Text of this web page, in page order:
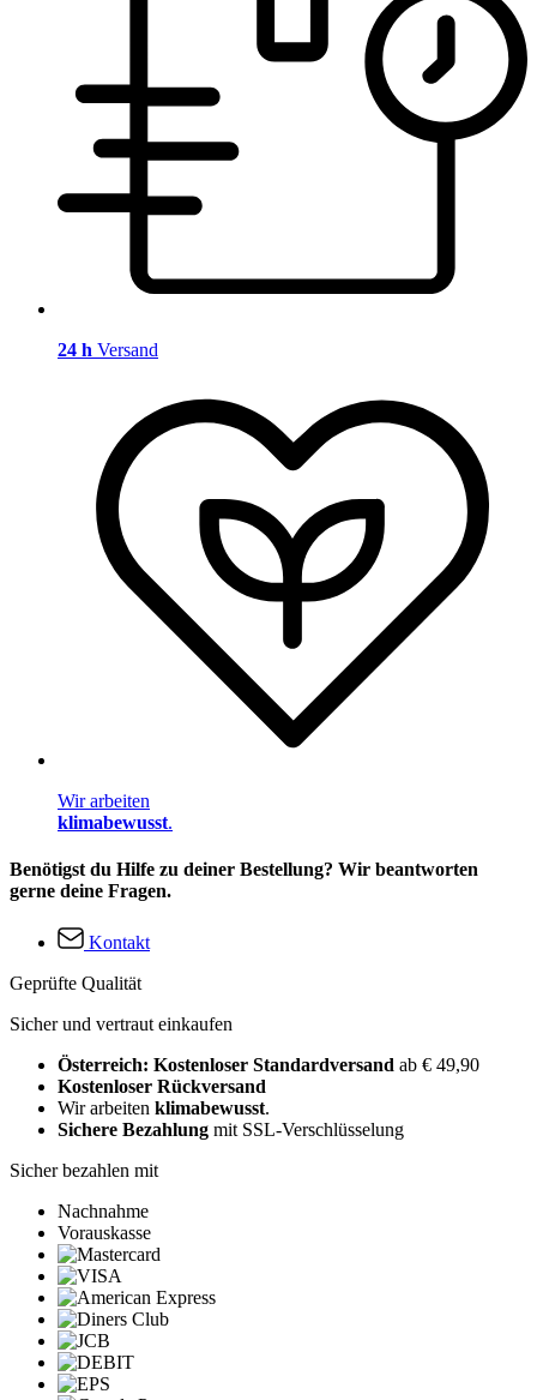
24 h Versand
Wir arbeiten
klimabewusst.
Benötigst du Hilfe zu deiner Bestellung? Wir beantworten
gerne deine Fragen.
Kontakt
Geprüfte Qualität
Sicher und vertraut einkaufen
Österreich: Kostenloser Standardversand ab € 49,90
Kostenloser Rückversand
Wir arbeiten klimabewusst.
Sichere Bezahlung mit SSL-Verschlüsselung
Sicher bezahlen mit
Nachnahme
Vorauskasse